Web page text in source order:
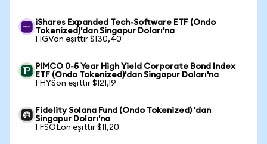
iShares Expanded Tech-Software ETF (Ondo
Tokenized)'dan Singapur Doları'na
1 IGVon eşittir $130,40
PIMCO 0-5 Year High Yield Corporate Bond Index
ETF (Ondo Tokenized)'dan Singapur Doları'na
1 HYSon eşittir $121,19
Fidelity Solana Fund (Ondo Tokenized) 'dan
Singapur Doları'na
1 FSOLon eşittir $11,20